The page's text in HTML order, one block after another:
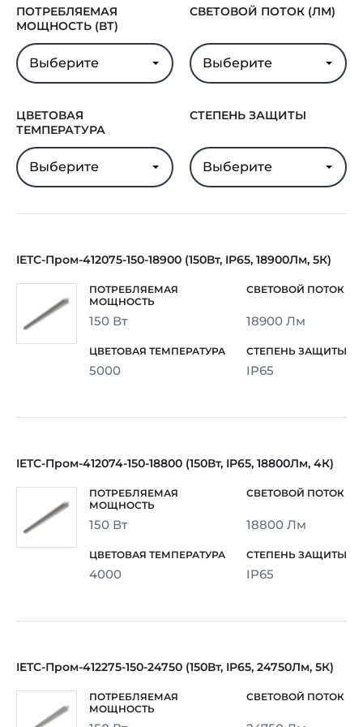
ПОТРЕБЛЯЕМАЯ
МОЩНОСТЬ (ВТ)
Выберите
СВЕТОВОЙ ПОТОК (ЛМ)
Выберите
ЦВЕТОВАЯ
ТЕМПЕРАТУРА
Выберите
СТЕПЕНЬ ЗАЩИТЫ
Выберите
IETC-Пром-412075-150-18900 (150Вт, IP65, 18900Лм, 5К)
150 Вт 18900 Лм
5000 IP65
IETC-Пром-412074-150-18800 (150Вт, IP65, 18800Лм, 4К)
150 Вт 18800 Лм
4000 IP65
IETC-Пром-412275-150-24750 (150Вт, IP65, 24750Лм, 5К)